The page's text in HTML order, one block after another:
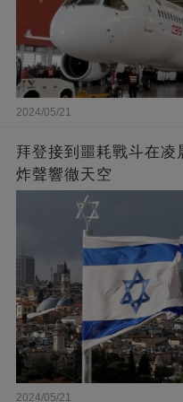
2024/05/21
拜登接到噩耗戰斗在凌
炸聲響徹天空
2024/05/21